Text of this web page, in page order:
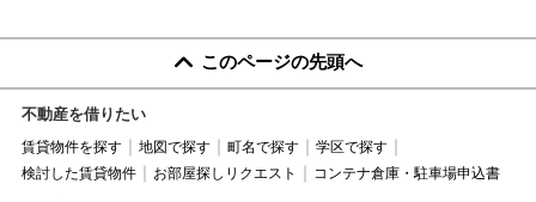
このページの先頭へ
不動産を借りたい
賃貸物件を探す 地図で探す 町名で探す
学区で探す
検討した賃貸物件
お部屋探しリクエスト コンテナ倉庫・駐車場申込書